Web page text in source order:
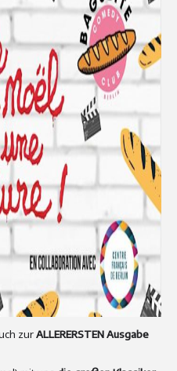
zurALLERERSTEN Ausgabe